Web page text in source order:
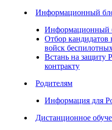
Информационный
Информационный
Отбор кандидатов
войск
Встань на защиту
контракту
Родителям
Информация для
Дистанционное